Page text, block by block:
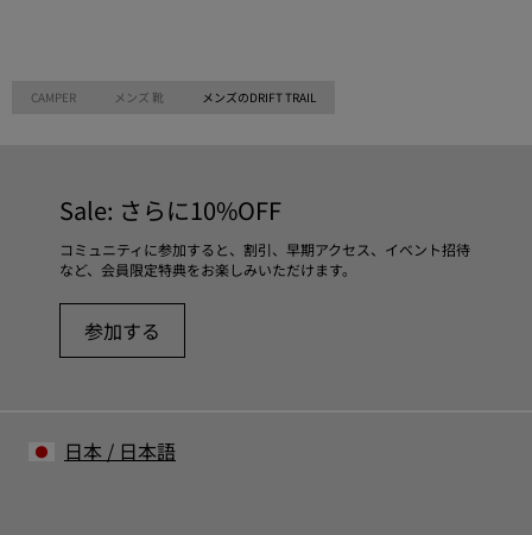
CAMPER メンズ 靴 メンズのDRIFT TRAIL
Sale: さらに10%OFF
コミュニティに参加すると、割引、早期アクセス、イベント招待
など、会員限定特典をお楽しみいただけます。
参加する
日本 / 日本語